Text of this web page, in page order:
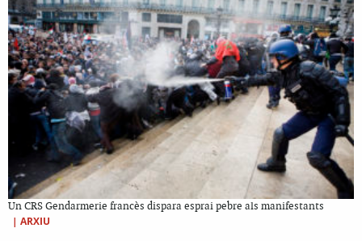
Un CRS Gendarmerie francès dispara esprai pebre als manifestants
| ARXIU